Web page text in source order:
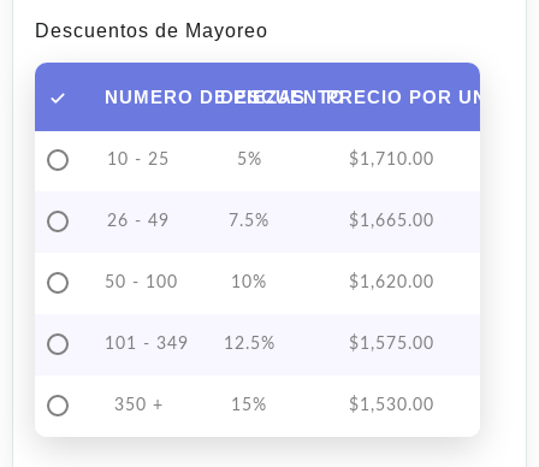
Descuentos de Mayoreo
NUMERO DE PIEZAS
DESCUENTOPRECIO POR UNIDAD
10 - 25 5% $1,710.00
26 - 49 7.5% $1,665.00
50 - 100 10% $1,620.00
101 - 349 12.5% $1,575.00
350 + 15% $1,530.00